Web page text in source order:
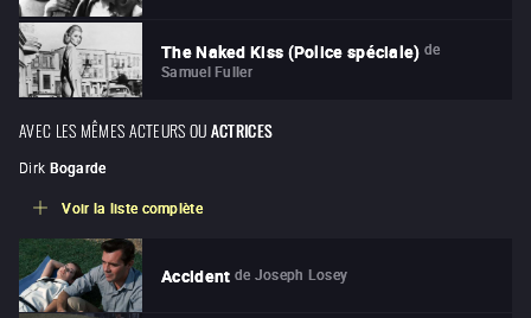
The Naked Kiss (Police spéciale) de
Samuel Fuller
AVEC LES MÊMES ACTEURS OUACTRICES
Dirk Bogarde
Voir la liste complète
Accident de Joseph Losey